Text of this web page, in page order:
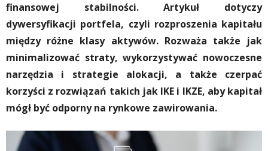
finansowej stabilności. Artykuł dotyczy
dywersyfikacji portfela, czyli rozproszenia kapitału
między różne klasy aktywów. Rozważa także jak
minimalizować straty, wykorzystywać nowoczesne
narzędzia i strategie alokacji, a także czerpać
korzyści z rozwiązań takich jak IKE i IKZE, aby kapitał
mógł być odporny na rynkowe zawirowania.